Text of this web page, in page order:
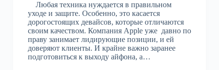
Любая техника нуждается в правильном
уходе и защите. Особенно, это касается
дорогостоящих девайсов, которые отличаются
своим качеством. Компания Apple уже давно по
праву занимает лидирующие позиции, и ей
доверяют клиенты. И крайне важно заранее
подготовиться к выходу айфона, а…